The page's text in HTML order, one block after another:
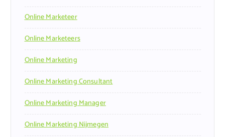
Online Marketeer
Online Marketeers
Online Marketing
Online Marketing Consultant
Online Marketing Manager
Online Marketing Nijmegen